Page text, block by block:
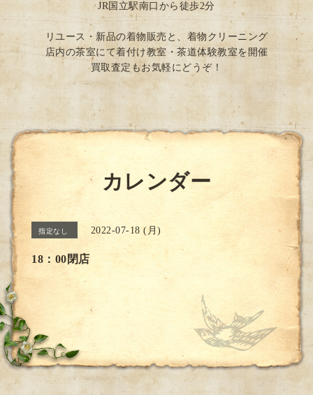
JR国立駅南口から徒歩2分
リユース・新品の着物販売と、着物クリーニング
店内の茶室にて着付け教室・茶道体験教室を開催
買取査定もお気軽にどうぞ！
カレンダー
指定なし 2022-07-18 (月)
18：00閉店